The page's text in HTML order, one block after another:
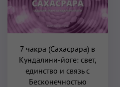
7 чакра (Сахасрара) в
Кундалини-йоге: свет,
единство и связь с
Бесконечностью